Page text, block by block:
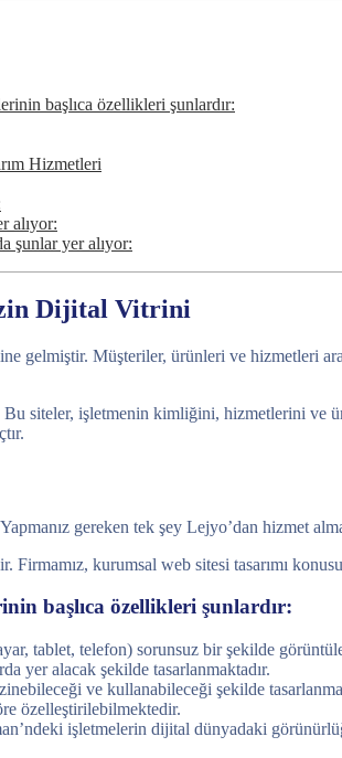
başlıca özellikleri şunlardır:
Hizmetleri
alıyor:
şunlar yer alıyor:
Dijital Vitrini
gelmiştir. Müşteriler, ürünleri ve hizmetleri
siteler, işletmenin kimliğini, hizmetlerini ve
gereken tek şey Lejyo’dan hizmet
Firmamız, kurumsal web sitesi tasarımı
başlıca özellikleri şunlardır:
tablet, telefon) sorunsuz bir şekilde
yer alacak şekilde tasarlanmaktadır.
ve kullanabileceği şekilde
özelleştirilebilmektedir.
işletmelerin dijital dünyadaki